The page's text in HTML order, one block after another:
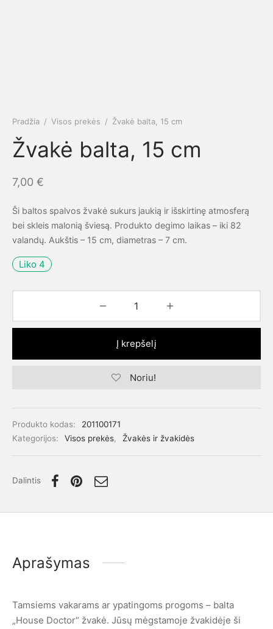
Pradžia / Visos prekės / Žvakė balta, 15 cm
Žvakė balta, 15 cm
7,00 €
Ši baltos spalvos žvakė sukurs jaukią ir išskirtinę atmosferą
bei skleis malonią šviesą. Produkto degimo laikas – iki 82
valandų. Aukštis – 15 cm, diametras – 7 cm.
Liko 4
Į krepšelį
Noriu!
Produkto kodas:
201100171
Kategorijos:
Visos prekės, Žvakės ir žvakidės
Dalintis
Aprašymas
Tamsiems vakarams ar ypatingoms progoms – balta
„House Doctor“ žvakė. Jūsų mėgstamoje žvakidėje ši